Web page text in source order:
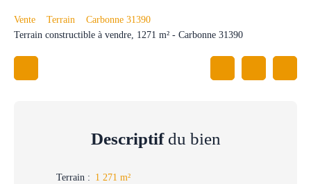
Vente Terrain
Carbonne 31390
Terrain constructible à vendre, 1271 m² - Carbonne 31390
Descriptifdu bien
Terrain : 1 271 m²